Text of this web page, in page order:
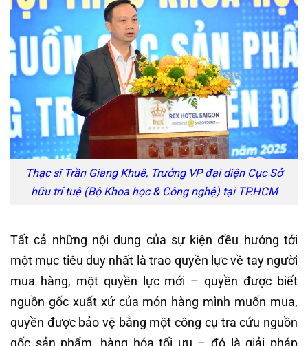
Thạc sĩ Trần Giang Khuê, Trưởng VP đại diện Cục Sở
hữu trí tuệ (Bộ Khoa học & Công nghệ) tại TP.HCM
Tất cả những nội dung của sự kiện đều hướng tới
một mục tiêu duy nhất là trao quyền lực về tay người
mua hàng, một quyền lực mới – quyền được biết
nguồn gốc xuất xứ của món hàng mình muốn mua,
quyền được bảo vệ bằng một công cụ tra cứu nguồn